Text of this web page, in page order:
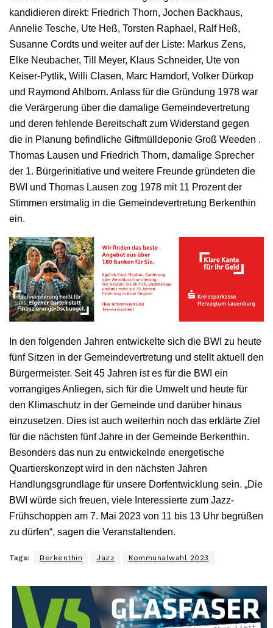
kandidieren direkt: Friedrich Thorn, Jochen Backhaus,
Annelie Tesche, Ute Heß, Torsten Raphael, Ralf Heß,
Susanne Cordts und weiter auf der Liste: Markus Zens,
Elke Neubacher, Till Meyer, Klaus Schneider, Ute von
Keiser-Pytlik, Willi Clasen, Marc Hamdorf, Volker Dürkop
und Raymond Ahlborn. Anlass für die Gründung 1978 war
die Verärgerung über die damalige Gemeindevertretung
und deren fehlende Bereitschaft zum Widerstand gegen
die in Planung befindliche Giftmülldeponie Groß Weeden .
Thomas Lausen und Friedrich Thorn, damalige Sprecher
der 1. Bürgerinitiative und weitere Freunde gründeten die
BWI und Thomas Lausen zog 1978 mit 11 Prozent der
Stimmen erstmalig in die Gemeindevertretung Berkenthin
ein.
In den folgenden Jahren entwickelte sich die BWI zu heute
fünf Sitzen in der Gemeindevertretung und stellt aktuell den
Bürgermeister. Seit 45 Jahren ist es für die BWI ein
vorrangiges Anliegen, sich für die Umwelt und heute für
den Klimaschutz in der Gemeinde und darüber hinaus
einzusetzen. Dies ist auch weiterhin noch das erklärte Ziel
für die nächsten fünf Jahre in der Gemeinde Berkenthin.
Besonders das nun zu entwickelnde energetische
Quartierskonzept wird in den nächsten Jahren
Handlungsgrundlage für unsere Dorfentwicklung sein. „Die
BWI würde sich freuen, viele Interessierte zum Jazz-
Frühschoppen am 7. Mai 2023 von 11 bis 13 Uhr begrüßen
zu dürfen“, sagen die Veranstaltenden.
Tags: Berkenthin Jazz Kommunalwahl 2023